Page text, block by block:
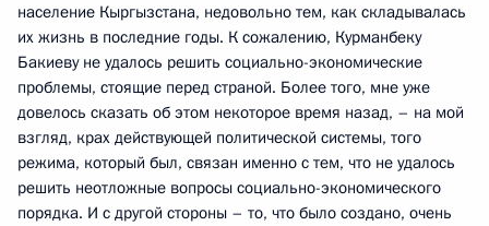
население Кыргызстана, недовольно тем, как складывалась
их жизнь в последние годы. К сожалению, Курманбеку
Бакиеву не удалось решить социально-экономические
проблемы, стоящие перед страной. Более того, мне уже
довелось сказать об этом некоторое время назад, – на мой
взгляд, крах действующей политической системы, того
режима, который был, связан именно с тем, что не удалось
решить неотложные вопросы социально-экономического
порядка. И с другой стороны – то, что было создано, очень